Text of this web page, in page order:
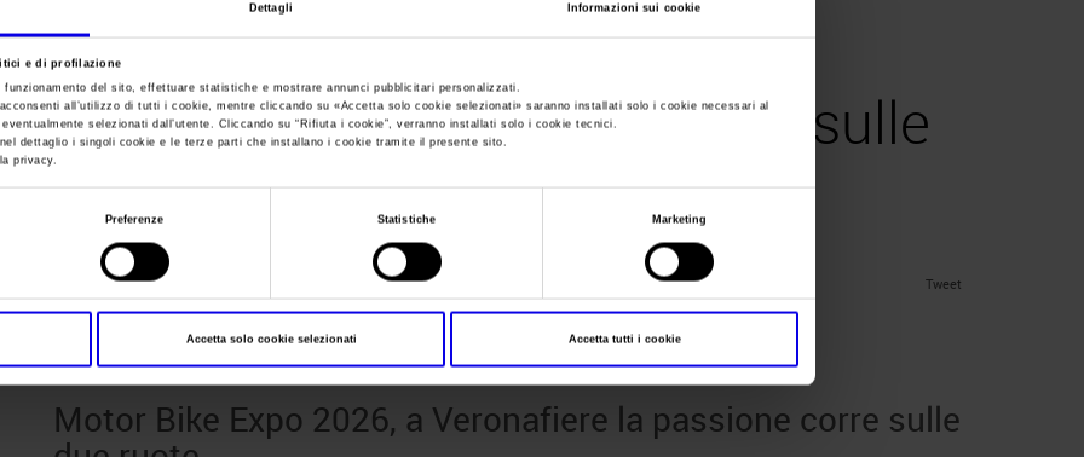
Dettagli Informazioni sui cookie
e di profilazione
del sito, effettuare statistiche e mostrare annunci pubblicitari personalizzati.
all’utilizzo di tutti i cookie, mentre cliccando su «Accetta solo cookie selezionati» saranno installati solo i cookie necessari al
selezionati dall’utente. Cliccando su “ Rifiuta i cookie”, verranno installati solo i cookie tecnici.
dettaglio i singoli cookie e le terze parti che installano i cookie tramite il presente sito.
privacy.
Preferenze Statistiche Marketing
Accetta solo cookie selezionati Accetta tutti i cookie
Motor Bike Expo 2026, a
Veronafiere la passione corre sulle
due ruote
Tweet
Posts Tagged:mbe verona
Motor Bike Expo 2026, a Veronafiere la passione corre sulle